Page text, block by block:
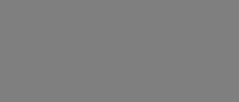
Adresse von uns